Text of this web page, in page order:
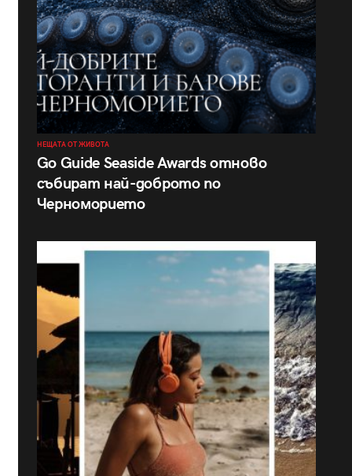
НЕЩАТА ОТ ЖИВОТА
Go Guide Seaside Awards отново
събират най-доброто по
Черноморието